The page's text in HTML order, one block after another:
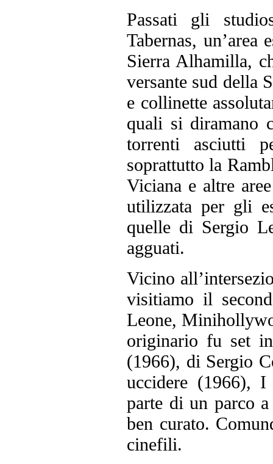
Passati gli
Tabernas, un’area
Sierra Alhamilla,
versante sud della
e collinette
quali si diramano
torrenti asciutti
soprattutto la
Viciana e altre
utilizzata per gli
quelle di Sergio
agguati.
Vicino
visitiamo il
Leone,
originario fu set
(1966), di Sergio
uccidere (1966),
parte di un parco
ben curato.
cinefili.